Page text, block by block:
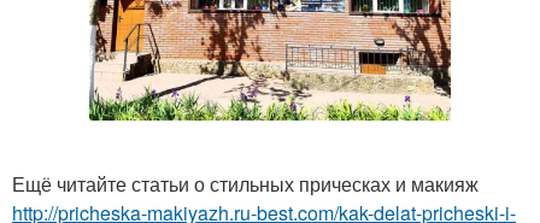
Ещё читайте статьи о стильных прическах и макияж
http://pricheska-makiyazh.ru-best.com/kak-delat-pricheski-i-